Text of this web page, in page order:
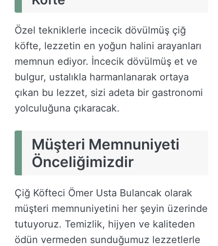
Özel tekniklerle incecik dövülmüş çiğ
köfte, lezzetin en yoğun halini arayanları
memnun ediyor. İncecik dövülmüş et ve
bulgur, ustalıkla harmanlanarak ortaya
çıkan bu lezzet, sizi adeta bir gastronomi
yolculuğuna çıkaracak.
Müşteri Memnuniyeti
Önceliğimizdir
Çiğ Köfteci Ömer Usta Bulancak olarak
müşteri memnuniyetini her şeyin üzerinde
tutuyoruz. Temizlik, hijyen ve kaliteden
ödün vermeden sunduğumuz lezzetlerle